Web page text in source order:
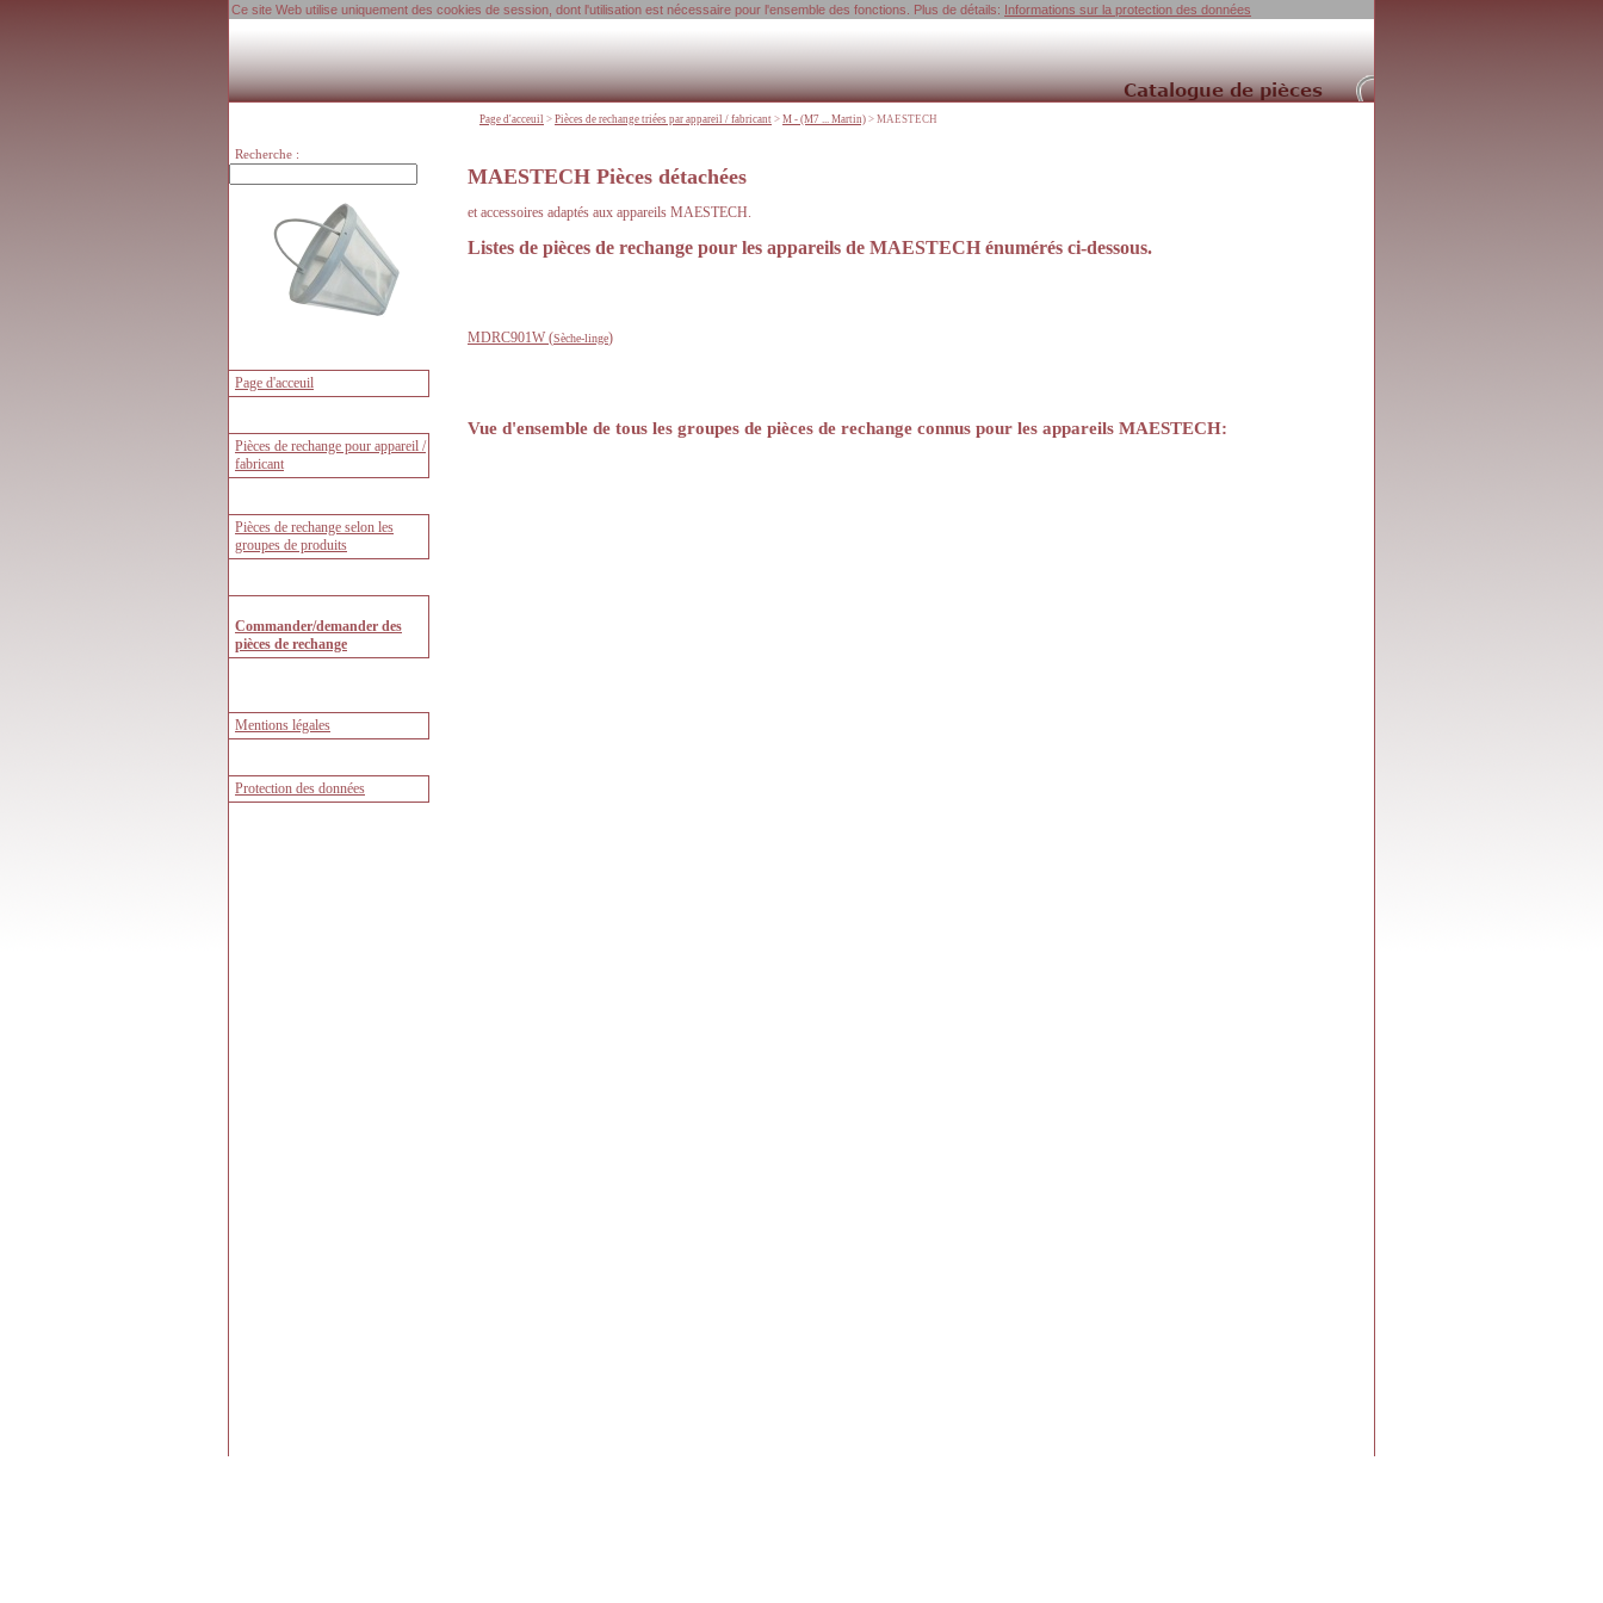
Ce site Web utilise uniquement des cookies de session, dont l'utilisation est nécessaire pour l'ensemble des fonctions. Plus de détails: Informations sur la protection des données
MAESTECH Pièces détachées
et accessoires adaptés aux appareils MAESTECH.
Listes de pièces de rechange pour les appareils de MAESTECH énumérés ci-dessous.
MDRC901W (Sèche-linge)
Vue d'ensemble de tous les groupes de pièces de rechange connus pour les appareils MAESTECH:
Page d'acceuil > Pièces de rechange triées par appareil / fabricant > M - (M7 ... Martin) > MAESTECH
Recherche :